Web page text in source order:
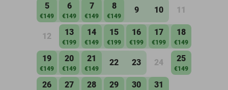
5
€149
6
€149
7
€149
8
€149
9 10 11
12 13
€199
14
€149
15
€199
16
€199
17
€199
18
€149
19
€149
20
€149
21
€149
22 23 24 25
€149
26 27 28 29 30 31